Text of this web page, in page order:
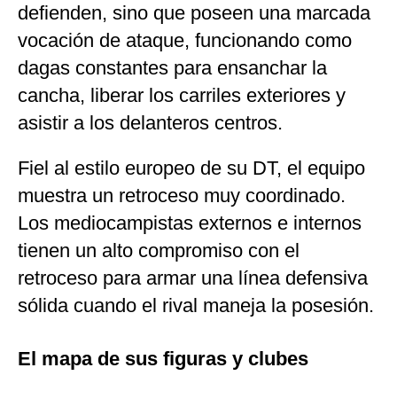
defienden, sino que poseen una marcada
vocación de ataque, funcionando como
dagas constantes para ensanchar la
cancha, liberar los carriles exteriores y
asistir a los delanteros centros.
Fiel al estilo europeo de su DT, el equipo
muestra un retroceso muy coordinado.
Los mediocampistas externos e internos
tienen un alto compromiso con el
retroceso para armar una línea defensiva
sólida cuando el rival maneja la posesión.
El mapa de sus figuras y clubes